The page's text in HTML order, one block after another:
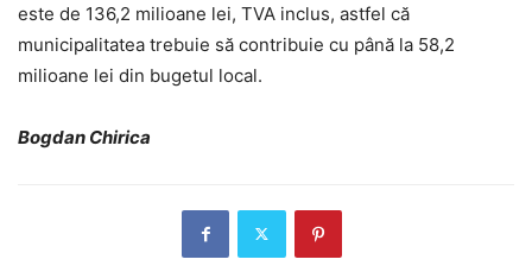
este de 136,2 milioane lei, TVA inclus, astfel că
municipalitatea trebuie să contribuie cu până la 58,2
milioane lei din bugetul local.
Bogdan Chirica